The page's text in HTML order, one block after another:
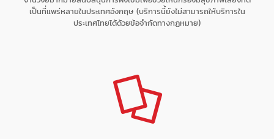
เป็นที่แพร่หลายในประเทศอังกฤษ (บริการนี้ยังไม่สามารถให้บริการใน
ประเทศไทยได้ด้วยข้อจำกัดทางกฏหมาย)